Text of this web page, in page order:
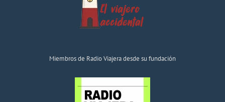
Miembros de Radio Viajera desde su fundación